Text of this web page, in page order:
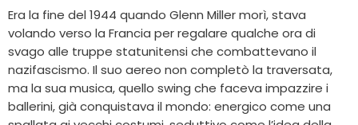
Era la fine del 1944 quando Glenn Miller morì, stava
volando verso la Francia per regalare qualche ora di
svago alle truppe statunitensi che combattevano il
nazifascismo. Il suo aereo non completò la traversata,
ma la sua musica, quello swing che faceva impazzire i
ballerini, già conquistava il mondo: energico come una